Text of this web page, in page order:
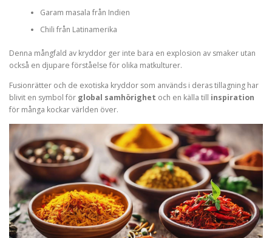
Garam masala från Indien
Chili från Latinamerika
Denna mångfald av kryddor ger inte bara en explosion av smaker utan
också en djupare förståelse för olika matkulturer.
Fusionrätter och de exotiska kryddor som används i deras tillagning har
blivit en symbol för global samhörighet och en källa till inspiration
för många kockar världen över.